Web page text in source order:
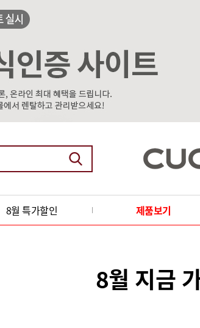
8월 특가할인 제품보기
8월 지금